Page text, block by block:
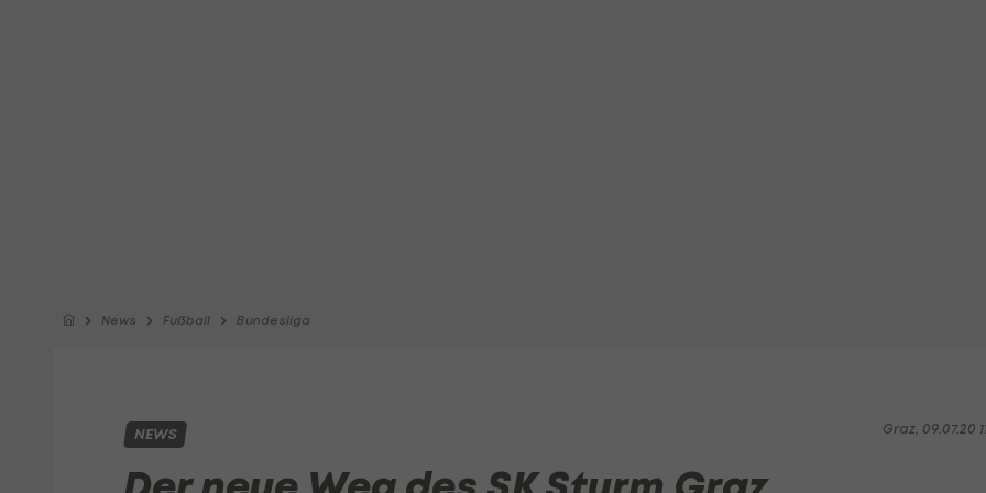
News Fußball Bundesliga
Graz, 09.07.20
NEWS